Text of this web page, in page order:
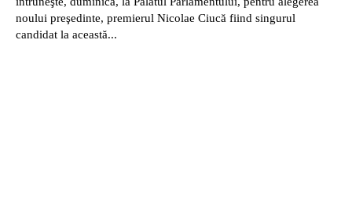
noului preşedinte, premierul Nicolae Ciucă fiind singurul
candidat la această...